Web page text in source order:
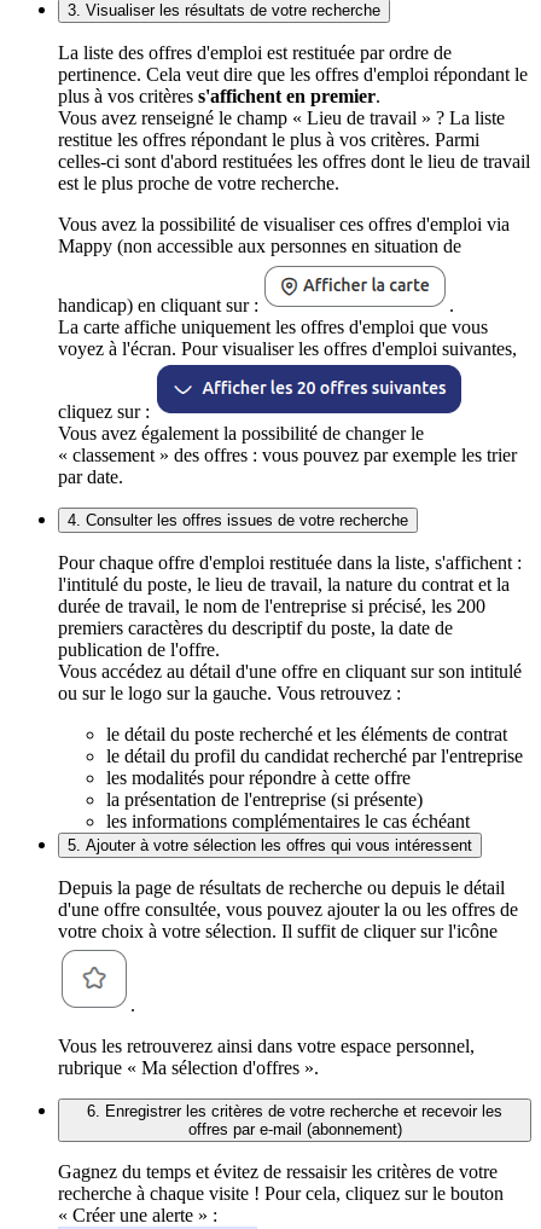
3. Visualiser les résultats de votre recherche
La liste des offres d'emploi est restituée par ordre de
pertinence. Cela veut dire que les offres d'emploi répondant le
plus à vos critères s'affichent en premier.
Vous avez renseigné le champ « Lieu de travail » ? La liste
restitue les offres répondant le plus à vos critères. Parmi
celles-ci sont d'abord restituées les offres dont le lieu de travail
est le plus proche de votre recherche.
Vous avez la possibilité de visualiser ces offres d'emploi via
Mappy (non accessible aux personnes en situation de
handicap) en cliquant sur :
.
La carte affiche uniquement les offres d'emploi que vous
voyez à l'écran. Pour visualiser les offres d'emploi suivantes,
cliquez sur :
Vous avez également la possibilité de changer le
« classement » des offres : vous pouvez par exemple les trier
par date.
4. Consulter les offres issues de votre recherche
Pour chaque offre d'emploi restituée dans la liste, s'affichent :
l'intitulé du poste, le lieu de travail, la nature du contrat et la
durée de travail, le nom de l'entreprise si précisé, les 200
premiers caractères du descriptif du poste, la date de
publication de l'offre.
Vous accédez au détail d'une offre en cliquant sur son intitulé
ou sur le logo sur la gauche. Vous retrouvez :
le détail du poste recherché et les éléments de contrat
le détail du profil du candidat recherché par l'entreprise
les modalités pour répondre à cette offre
la présentation de l'entreprise (si présente)
les informations complémentaires le cas échéant
5. Ajouter à votre sélection les offres qui vous intéressent
Depuis la page de résultats de recherche ou depuis le détail
d'une offre consultée, vous pouvez ajouter la ou les offres de
votre choix à votre sélection. Il suffit de cliquer sur l'icône
.
Vous les retrouverez ainsi dans votre espace personnel,
rubrique « Ma sélection d'offres ».
6. Enregistrer les critères de votre recherche et recevoir les
offres par e-mail (abonnement)
Gagnez du temps et évitez de ressaisir les critères de votre
recherche à chaque visite ! Pour cela, cliquez sur le bouton
« Créer une alerte » :